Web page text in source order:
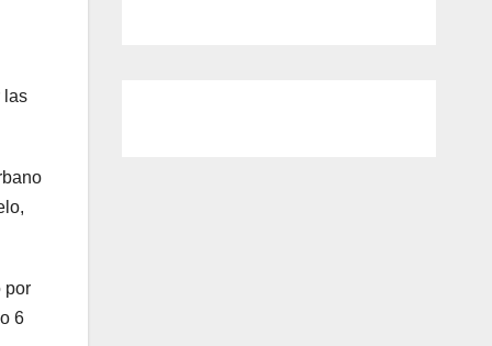
las
por
6